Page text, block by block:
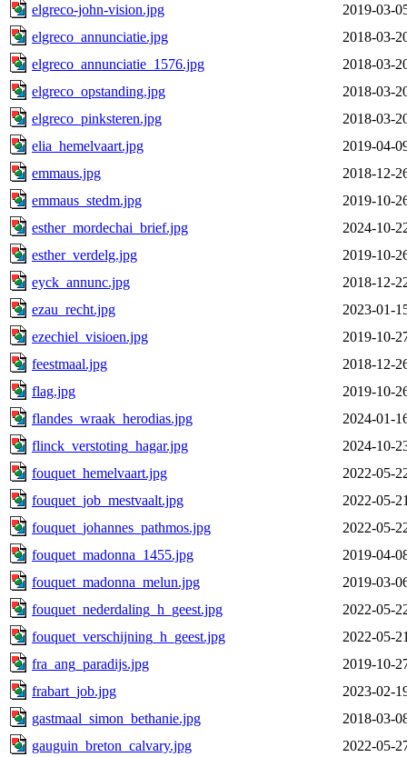
elgreco-john-vision.jpg
2019-03-
elgreco_annunciatie.jpg
2018-03-
elgreco_annunciatie_1576.jpg
2018-03-
elgreco_opstanding.jpg
2018-03-
elgreco_pinksteren.jpg
2018-03-
elia_hemelvaart.jpg
2019-04-
emmaus.jpg
2018-12-
emmaus_stedm.jpg
2019-10-
esther_mordechai_brief.jpg
2024-10-
esther_verdelg.jpg
2019-10-
eyck_annunc.jpg
2018-12-
ezau_recht.jpg
2023-01-
ezechiel_visioen.jpg
2019-10-
feestmaal.jpg
2018-12-
flag.jpg
2019-10-
flandes_wraak_herodias.jpg
2024-01-
flinck_verstoting_hagar.jpg
2024-10-
fouquet_hemelvaart.jpg
2022-05-
fouquet_job_mestvaalt.jpg
2022-05-
fouquet_johannes_pathmos.jpg
2022-05-
fouquet_madonna_1455.jpg
2019-04-
fouquet_madonna_melun.jpg
2019-03-
fouquet_nederdaling_h_geest.jpg
2022-05-
fouquet_verschijning_h_geest.jpg
2022-05-
fra_ang_paradijs.jpg
2019-10-
frabart_job.jpg
2023-02-
gastmaal_simon_bethanie.jpg
2018-03-
gauguin_breton_calvary.jpg
2022-05-